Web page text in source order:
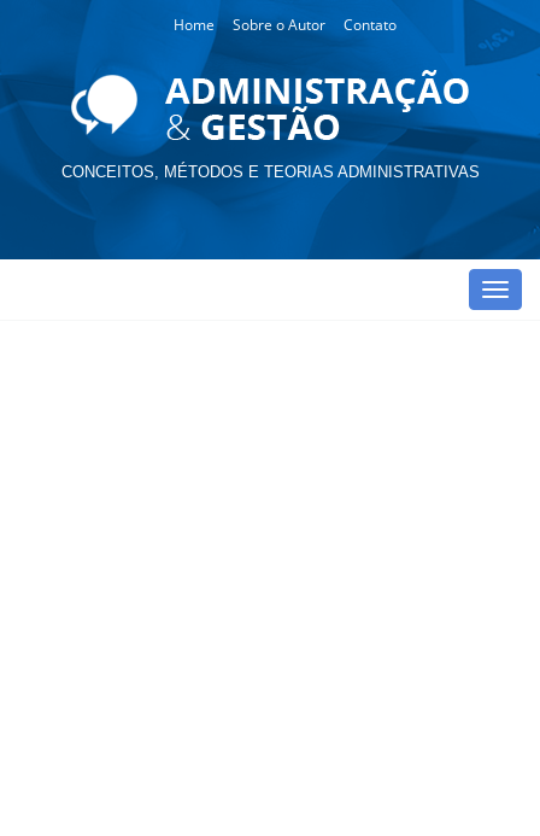
Home Sobre o Autor Contato
CONCEITOS, MÉTODOS E TEORIAS ADMINISTRATIVAS